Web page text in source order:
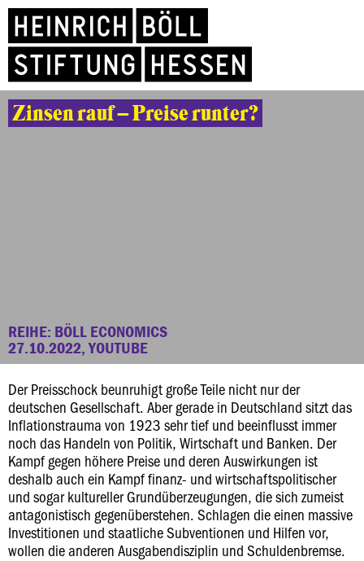
Zinsen rauf – Preise runter?
REIHE: BÖLL ECONOMICS
27.10.2022, YOUTUBE
Der Preisschock beunruhigt große Teile nicht nur der
deutschen Gesellschaft. Aber gerade in Deutschland sitzt das
Inflationstrauma von 1923 sehr tief und beeinflusst immer
noch das Handeln von Politik, Wirtschaft und Banken. Der
Kampf gegen höhere Preise und deren Auswirkungen ist
deshalb auch ein Kampf finanz- und wirtschaftspolitischer
und sogar kultureller Grundüberzeugungen, die sich zumeist
antagonistisch gegenüberstehen. Schlagen die einen massive
Investitionen und staatliche Subventionen und Hilfen vor,
wollen die anderen Ausgabendisziplin und Schuldenbremse.